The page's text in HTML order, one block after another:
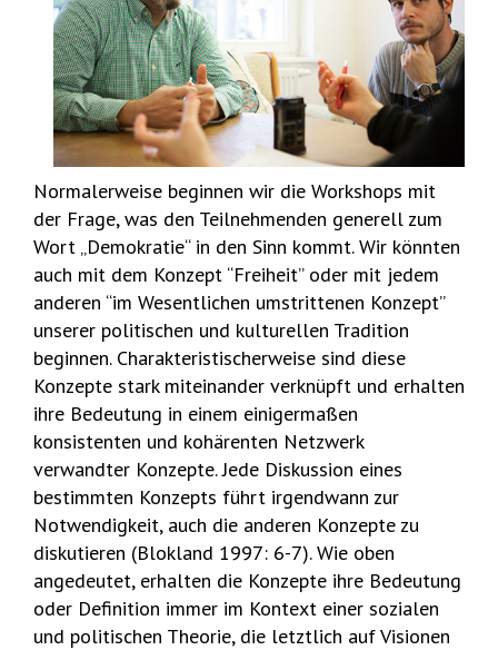
Normalerweise beginnen wir die Workshops mit
der Frage, was den Teilnehmenden generell zum
Wort „Demokratie“ in den Sinn kommt. Wir könnten
auch mit dem Konzept “Freiheit” oder mit jedem
anderen “im Wesentlichen umstrittenen Konzept”
unserer politischen und kulturellen Tradition
beginnen. Charakteristischerweise sind diese
Konzepte stark miteinander verknüpft und erhalten
ihre Bedeutung in einem einigermaßen
konsistenten und kohärenten Netzwerk
verwandter Konzepte. Jede Diskussion eines
bestimmten Konzepts führt irgendwann zur
Notwendigkeit, auch die anderen Konzepte zu
diskutieren (Blokland 1997: 6-7). Wie oben
angedeutet, erhalten die Konzepte ihre Bedeutung
oder Definition immer im Kontext einer sozialen
und politischen Theorie, die letztlich auf Visionen